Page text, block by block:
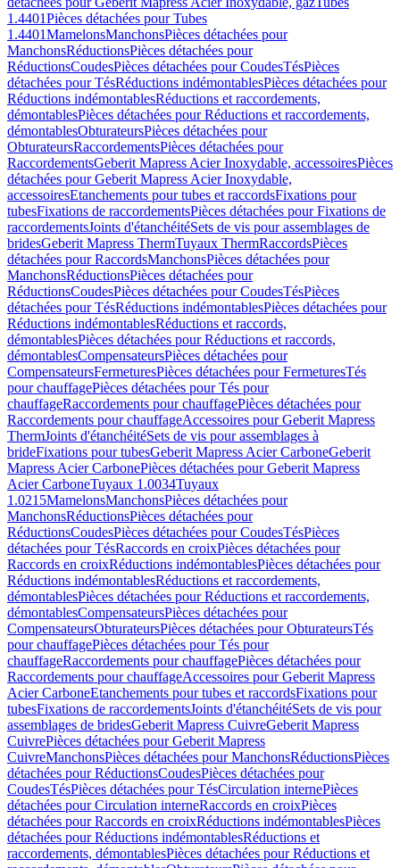
1.4401Pièces détachées pour Tubes
1.4401MamelonsManchonsPièces détachées pour
ManchonsRéductionsPièces détachées pour
RéductionsCoudesPièces détachées pour CoudesTésPièces
détachées pour TésRéductions indémontablesPièces détachées pour
Réductions indémontablesRéductions et raccordements,
démontablesPièces détachées pour Réductions et raccordements,
démontablesObturateursPièces détachées pour
ObturateursRaccordementsPièces détachées pour
RaccordementsGeberit Mapress Acier Inoxydable, accessoiresPièces
détachées pour Geberit Mapress Acier Inoxydable,
accessoiresEtanchements pour tubes et raccordsFixations pour
tubesFixations de raccordementsPièces détachées pour Fixations de
raccordementsJoints d'étanchéitéSets de vis pour assemblages de
bridesGeberit Mapress ThermTuyaux ThermRaccordsPièces
détachées pour RaccordsManchonsPièces détachées pour
ManchonsRéductionsPièces détachées pour
RéductionsCoudesPièces détachées pour CoudesTésPièces
détachées pour TésRéductions indémontablesPièces détachées pour
Réductions indémontablesRéductions et raccords,
démontablesPièces détachées pour Réductions et raccords,
démontablesCompensateursPièces détachées pour
CompensateursFermeturesPièces détachées pour FermeturesTés
pour chauffagePièces détachées pour Tés pour
chauffageRaccordements pour chauffagePièces détachées pour
Raccordements pour chauffageAccessoires pour Geberit Mapress
ThermJoints d'étanchéitéSets de vis pour assemblages à
brideFixations pour tubesGeberit Mapress Acier CarboneGeberit
Mapress Acier CarbonePièces détachées pour Geberit Mapress
Acier CarboneTuyaux 1.0034Tuyaux
1.0215MamelonsManchonsPièces détachées pour
ManchonsRéductionsPièces détachées pour
RéductionsCoudesPièces détachées pour CoudesTésPièces
détachées pour TésRaccords en croixPièces détachées pour
Raccords en croixRéductions indémontablesPièces détachées pour
Réductions indémontablesRéductions et raccordements,
démontablesPièces détachées pour Réductions et raccordements,
démontablesCompensateursPièces détachées pour
CompensateursObturateursPièces détachées pour ObturateursTés
pour chauffagePièces détachées pour Tés pour
chauffageRaccordements pour chauffagePièces détachées pour
Raccordements pour chauffageAccessoires pour Geberit Mapress
Acier CarboneEtanchements pour tubes et raccordsFixations pour
tubesFixations de raccordementsJoints d'étanchéitéSets de vis pour
assemblages de bridesGeberit Mapress CuivreGeberit Mapress
CuivrePièces détachées pour Geberit Mapress
CuivreManchonsPièces détachées pour ManchonsRéductionsPièces
détachées pour RéductionsCoudesPièces détachées pour
CoudesTésPièces détachées pour TésCirculation internePièces
détachées pour Circulation interneRaccords en croixPièces
détachées pour Raccords en croixRéductions indémontablesPièces
détachées pour Réductions indémontablesRéductions et
raccordements, démontablesPièces détachées pour Réductions et